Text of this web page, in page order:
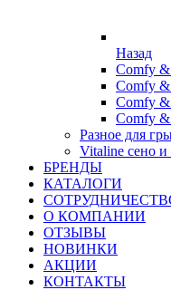
Назад
Comfy &
Comfy &
Comfy &
Comfy &
Разное для
Vitaline сено
БРЕНДЫ
КАТАЛОГИ
О КОМПАНИИ
ОТЗЫВЫ
НОВИНКИ
АКЦИИ
КОНТАКТЫ